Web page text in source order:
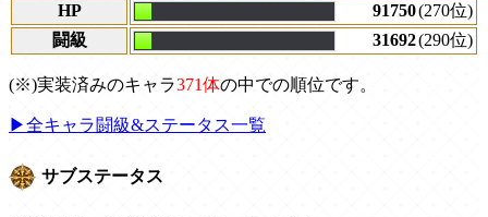
HP
91750(270位)
闘級
31692(290位)
(※)実装済みのキャラ371体の中での順位です。
▶全キャラ闘級&ステータス一覧
サブステータス